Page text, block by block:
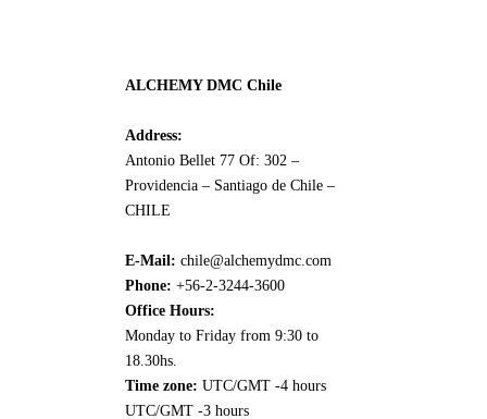
ALCHEMY DMC Chile
Address:
Antonio Bellet 77 Of: 302 –
Providencia – Santiago de Chile –
CHILE
E-Mail: chile@alchemydmc.com
Phone: +56-2-3244-3600
Office Hours:
Monday to Friday from 9:30 to
18.30hs.
Time zone: UTC/GMT -4 hours
UTC/GMT -3 hours